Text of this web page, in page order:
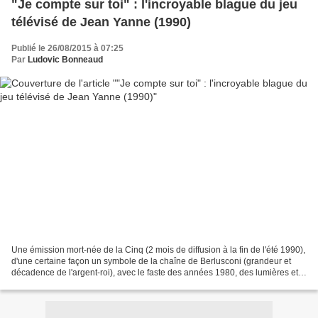
"Je compte sur toi" : l'incroyable blague du jeu
télévisé de Jean Yanne (1990)
Publié le 26/08/2015 à 07:25
Par Ludovic Bonneaud
Une émission mort-née de la Cinq (2 mois de diffusion à la fin de l'été 1990),
d'une certaine façon un symbole de la chaîne de Berlusconi (grandeur et
décadence de l'argent-roi), avec le faste des années 1980, des lumières et